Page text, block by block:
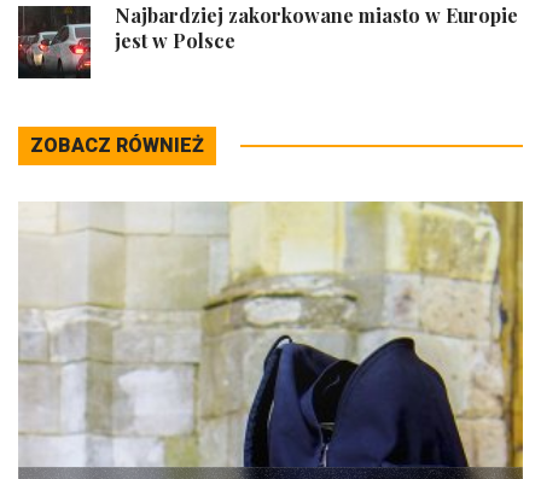
Najbardziej zakorkowane miasto w Europie
jest w Polsce
ZOBACZ RÓWNIEŻ